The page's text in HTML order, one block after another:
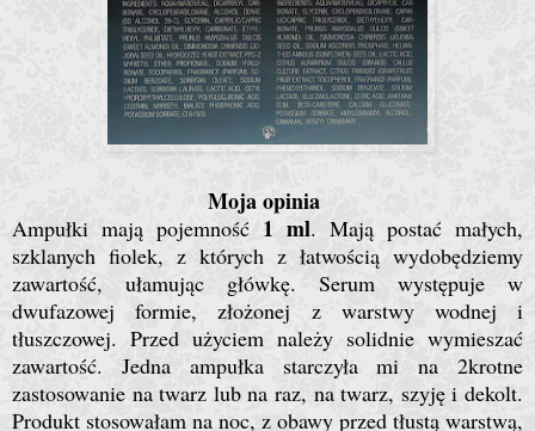
Moja opinia
Ampułki mają pojemność 1 ml. Mają postać małych,
szklanych fiolek, z których z łatwością wydobędziemy
zawartość, ułamując główkę. Serum występuje w
dwufazowej formie, złożonej z warstwy wodnej i
tłuszczowej. Przed użyciem należy solidnie wymieszać
zawartość. Jedna ampułka starczyła mi na 2krotne
zastosowanie na twarz lub na raz, na twarz, szyję i dekolt.
Produkt stosowałam na noc, z obawy przed tłustą warstwą,